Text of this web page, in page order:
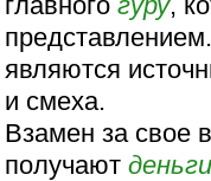
являются
и смеха.
Взамен за свое
получаютденьги